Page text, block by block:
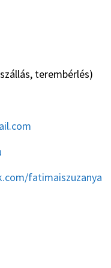
terembérlés)
fatimaiszuzanya